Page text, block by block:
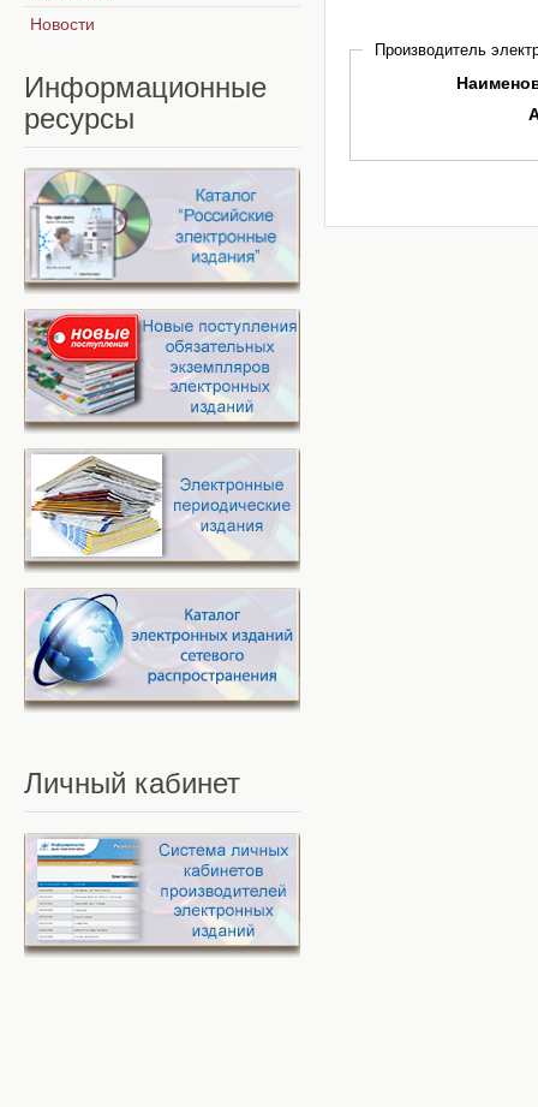
Производитель
Новости
Информационные
ресурсы
Личный кабинет